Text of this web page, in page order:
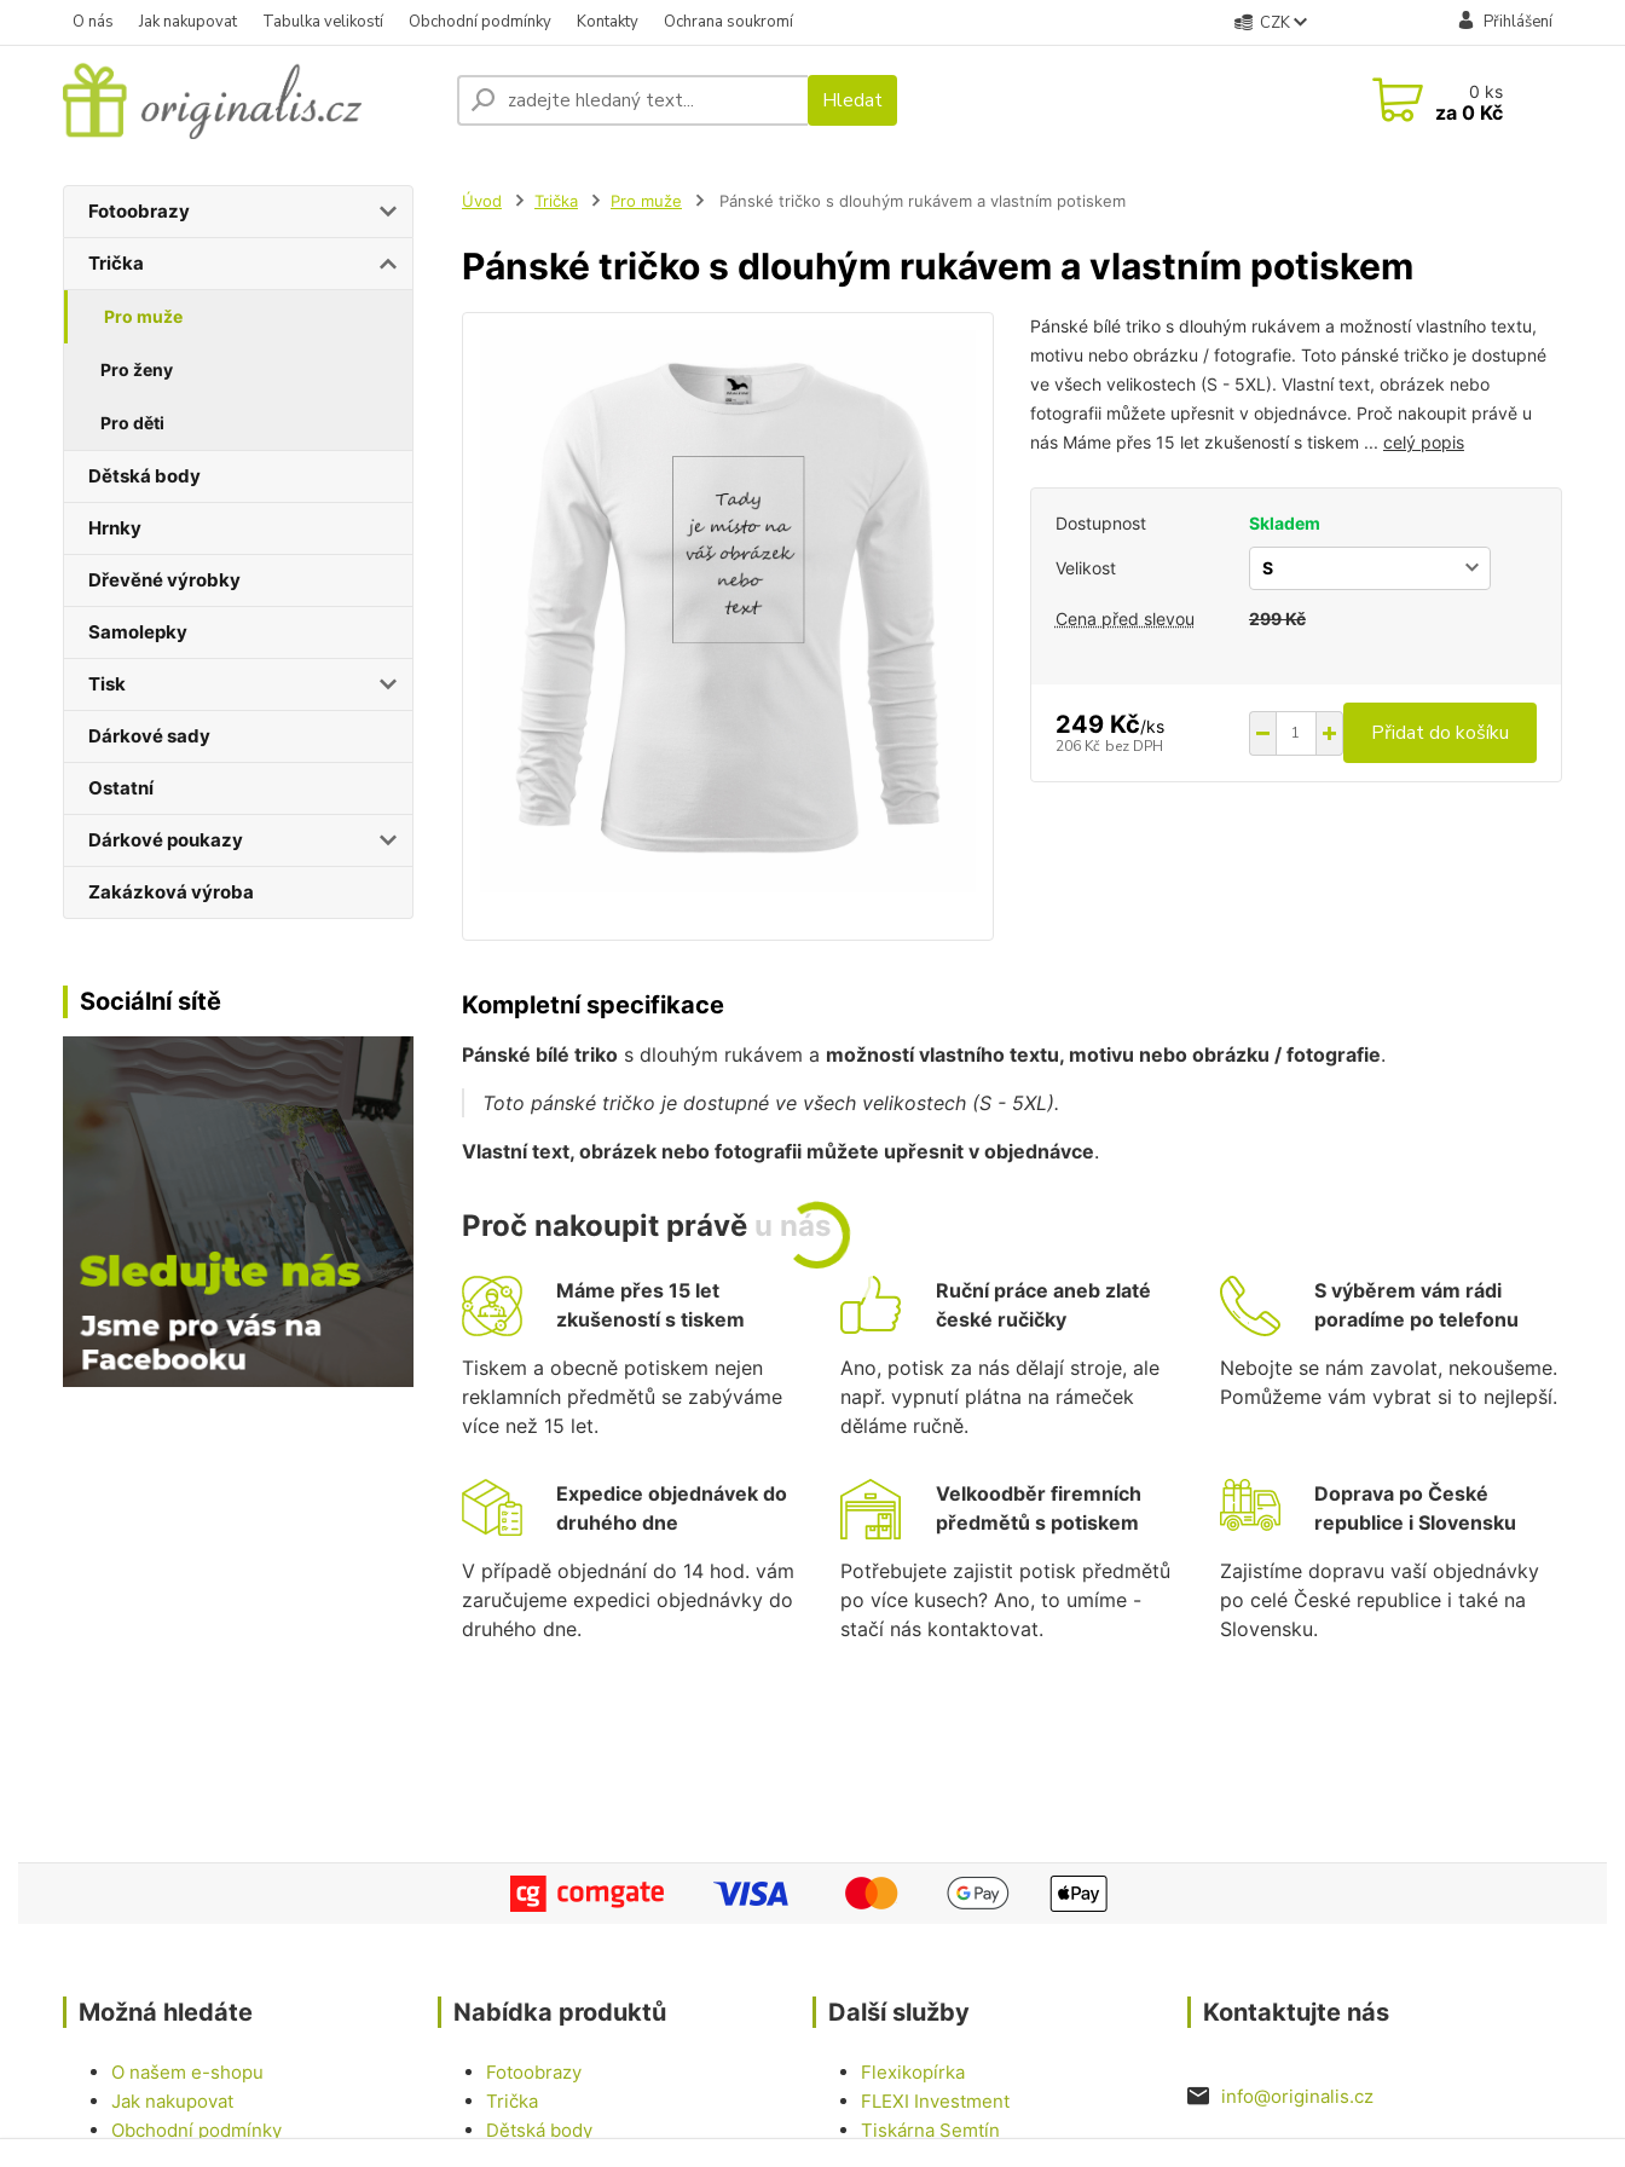
O nás Jak nakupovat Tabulka velikostí Obchodní podmínky Kontakty Ochrana soukromí CZK Přihlášení
Hledat 0 ks
za0 Kč
Fotoobrazy
Trička
Pro muže
Pro ženy
Pro děti
Dětská body
Hrnky
Dřevěné výrobky
Samolepky
Tisk
Dárkové sady
Ostatní
Dárkové poukazy
Zakázková výroba
Sociální sítě
Úvod Trička Pro muže Pánské tričko s dlouhým rukávem a vlastním potiskem
Pánské tričko s dlouhým rukávem a vlastním potiskem
Pánské bílé triko s dlouhým rukávem a možností vlastního textu,
motivu nebo obrázku / fotografie. Toto pánské tričko je dostupné
ve všech velikostech (S - 5XL). Vlastní text, obrázek nebo
fotografii můžete upřesnit v objednávce. Proč nakoupit právě u
nás Máme přes 15 let zkušeností s tiskem ... celý popis
Dostupnost Skladem
Velikost
Cena před slevou 299 Kč
249 Kč/ks
206 Kč bez DPH Přidat do košíku
Kompletní specifikace
Pánské bílé trikos dlouhým rukávem a možností vlastního textu, motivu nebo obrázku / fotografie.
Toto pánské tričko je dostupné ve všech velikostech (S - 5XL).
Vlastní text, obrázek nebo fotografii můžete upřesnit v objednávce.
Proč nakoupit právě u nás
Máme přes 15 let
zkušeností s tiskem
Tiskem a obecně potiskem nejen
reklamních předmětů se zabýváme
více než 15 let.
Ruční práce aneb zlaté
české ručičky
Ano, potisk za nás dělají stroje, ale
např. vypnutí plátna na rámeček
děláme ručně.
S výběrem vám rádi
poradíme po telefonu
Nebojte se nám zavolat, nekoušeme.
Pomůžeme vám vybrat si to nejlepší.
Expedice objednávek do
druhého dne
V případě objednání do 14 hod. vám
zaručujeme expedici objednávky do
druhého dne.
Velkoodběr firemních
předmětů s potiskem
Potřebujete zajistit potisk předmětů
po více kusech? Ano, to umíme -
stačí nás kontaktovat.
Doprava po České
republice i Slovensku
Zajistíme dopravu vaší objednávky
po celé České republice i také na
Slovensku.
Možná hledáte
O našem e-shopu
Jak nakupovat
Obchodní podmínky
Nabídka produktů
Fotoobrazy
Trička
Dětská body
Další služby
Flexikopírka
FLEXI Investment
Tiskárna Semtín
Kontaktujte nás
info@originalis.cz